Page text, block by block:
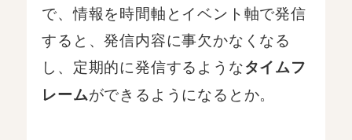
で、情報を時間軸とイベント軸で発信
すると、発信内容に事欠かなくなる
し、定期的に発信するようなタイムフ
レームができるようになるとか。